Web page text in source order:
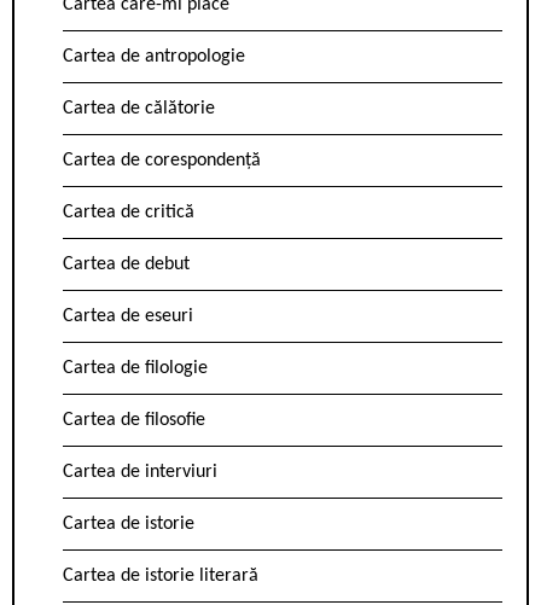
Cartea care-mi place
Cartea de antropologie
Cartea de călătorie
Cartea de corespondență
Cartea de critică
Cartea de debut
Cartea de eseuri
Cartea de filologie
Cartea de filosofie
Cartea de interviuri
Cartea de istorie
Cartea de istorie literară